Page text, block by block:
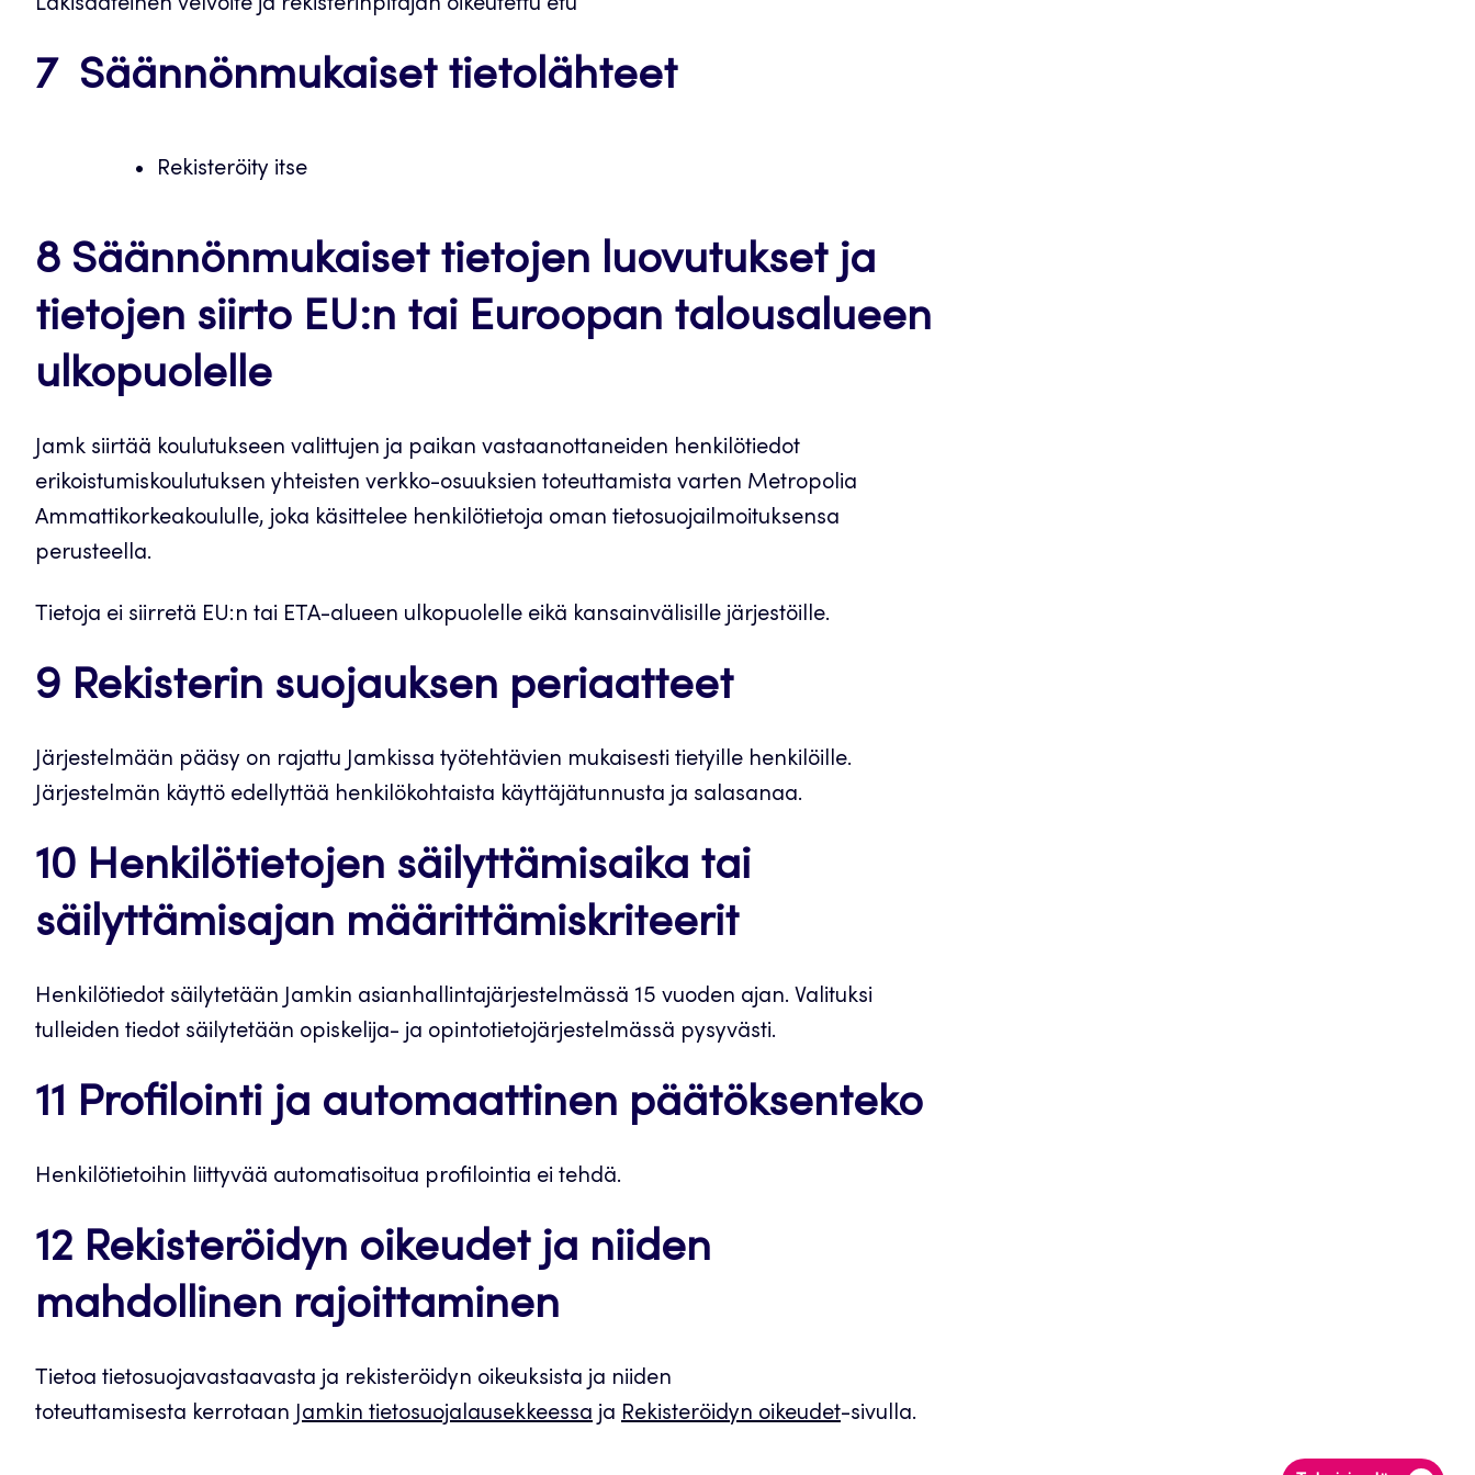
Lakisääteinen velvoite ja rekisterinpitäjän oikeutettu etu
7 Säännönmukaiset tietolähteet
Rekisteröity itse
8 Säännönmukaiset tietojen luovutukset ja
tietojen siirto EU:n tai Euroopan talousalueen
ulkopuolelle
Jamk siirtää koulutukseen valittujen ja paikan vastaanottaneiden henkilötiedot
erikoistumiskoulutuksen yhteisten verkko-osuuksien toteuttamista varten Metropolia
Ammattikorkeakoululle, joka käsittelee henkilötietoja oman tietosuojailmoituksensa
perusteella.
Tietoja ei siirretä EU:n tai ETA-alueen ulkopuolelle eikä kansainvälisille järjestöille.
9 Rekisterin suojauksen periaatteet
Järjestelmään pääsy on rajattu Jamkissa työtehtävien mukaisesti tietyille henkilöille.
Järjestelmän käyttö edellyttää henkilökohtaista käyttäjätunnusta ja salasanaa.
10 Henkilötietojen säilyttämisaika tai
säilyttämisajan määrittämiskriteerit
Henkilötiedot säilytetään Jamkin asianhallintajärjestelmässä 15 vuoden ajan. Valituksi
tulleiden tiedot säilytetään opiskelija- ja opintotietojärjestelmässä pysyvästi.
11 Profilointi ja automaattinen päätöksenteko
Henkilötietoihin liittyvää automatisoitua profilointia ei tehdä.
12 Rekisteröidyn oikeudet ja niiden
mahdollinen rajoittaminen
Tietoa tietosuojavastaavasta ja rekisteröidyn oikeuksista ja niiden
toteuttamisesta kerrotaan
Jamkin tietosuojalausekkeessa ja Rekisteröidyn oikeudet-sivulla.